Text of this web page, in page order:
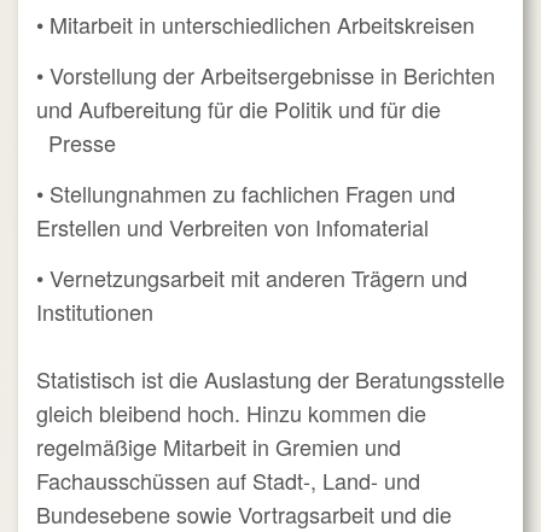
• Mitarbeit in unterschiedlichen Arbeitskreisen
• Vorstellung der Arbeitsergebnisse in Berichten
und Aufbereitung für die Politik und für die
Presse
• Stellungnahmen zu fachlichen Fragen und
Erstellen und Verbreiten von Infomaterial
• Vernetzungsarbeit mit anderen Trägern und
Institutionen
Statistisch ist die Auslastung der Beratungsstelle
gleich bleibend hoch. Hinzu kommen die
regelmäßige Mitarbeit in Gremien und
Fachausschüssen auf Stadt-, Land- und
Bundesebene sowie Vortragsarbeit und die